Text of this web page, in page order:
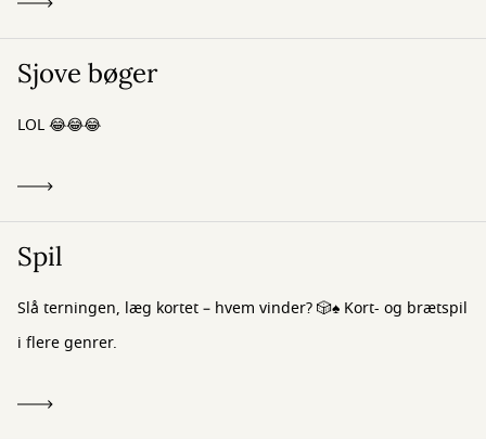
Sjove bøger
LOL 😂😂😂
Spil
Slå terningen, læg kortet – hvem vinder? 🎲♠️ Kort- og brætspil
i flere genrer.